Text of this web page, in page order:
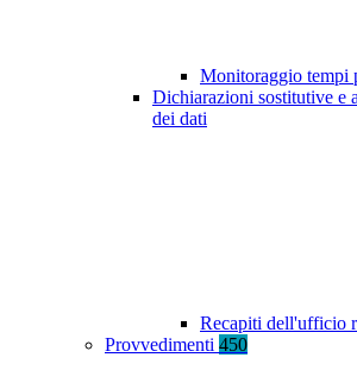
Monitoraggio tempi
Dichiarazioni sostitutive e
dei dati
Recapiti dell'ufficio
Provvedimenti 450